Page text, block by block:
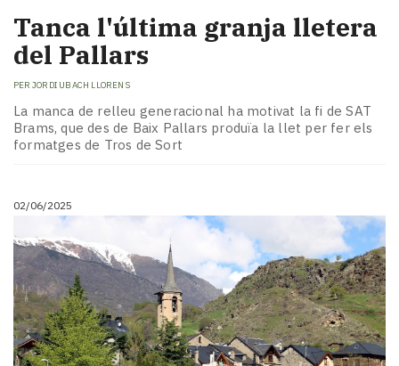
Tanca l'última granja lletera
del Pallars
PER JORDI UBACH LLORENS
La manca de relleu generacional ha motivat la fi de SAT
Brams, que des de Baix Pallars produïa la llet per fer els
formatges de Tros de Sort
02/06/2025